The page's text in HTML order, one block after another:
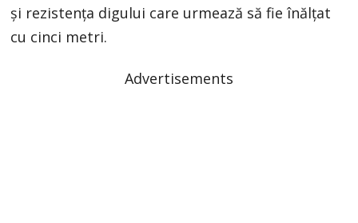
și rezistența digului care urmează să fie înălțat
cu cinci metri.
Advertisements